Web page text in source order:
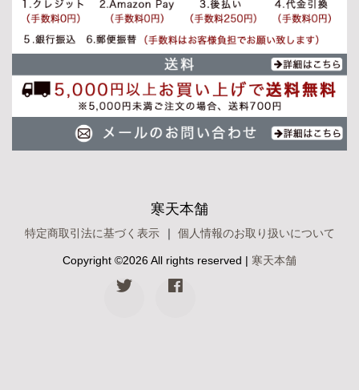
寒天本舗
特定商取引法に基づく表示 ｜ 個人情報のお取り扱いについて
Copyright ©2026 All rights reserved | 寒天本舗